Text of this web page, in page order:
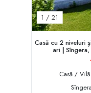
1 / 21
Casă cu 2 niveluri
ari | Sîngera,
Casă /
Sîngera